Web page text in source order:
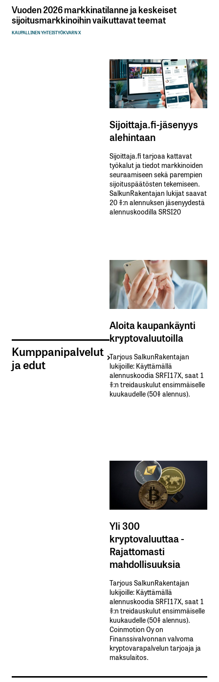
Vuoden 2026 markkinatilanne ja keskeiset
sijoitusmarkkinoihin vaikuttavat teemat
KAUPALLINEN YHTEISTYÖKVARN X
Kumppanipalvelut
ja edut
Sijoittaja.fi-jäsenyys
alehintaan
Sijoittaja.fi tarjoaa kattavat
työkalut ja tiedot markkinoiden
seuraamiseen sekä parempien
sijoituspäätösten tekemiseen.
SalkunRakentajan lukijat saavat
20 %:n alennuksen jäsenyydestä
alennuskoodilla SRSI20
Aloita kaupankäynti
kryptovaluutoilla
Tarjous SalkunRakentajan
lukijoille: Käyttämällä​ ​
alennuskoodia​ ​SRFI17X,​ ​saat​ ​1
%:n treidauskulut​ ​ensimmäiselle​ ​
kuukaudelle​ ​(50%​ ​alennus).
Yli 300
kryptovaluuttaa -
Rajattomasti
mahdollisuuksia
Tarjous SalkunRakentajan
lukijoille: Käyttämällä​ ​
alennuskoodia​ ​SRFI17X,​ ​saat​ ​1
%:n treidauskulut​ ​ensimmäiselle​ ​
kuukaudelle​ ​(50%​ ​alennus).
Coinmotion Oy on
Finanssivalvonnan valvoma
kryptovarapalvelun tarjoaja ja
maksulaitos.